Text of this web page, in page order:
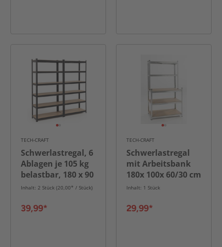
TECH-CRAFT
Schwerlastregal, 6
Ablagen je 105 kg
belastbar, 180 x 90
x 40 cm, 2-er Set
Inhalt: 2 Stück (20,00* / Stück)
39,99*
TECH-CRAFT
Schwerlastregal
mit Arbeitsbank
180x 100x 60/30 cm
Inhalt: 1 Stück
29,99*